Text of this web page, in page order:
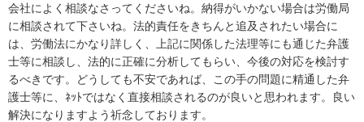
会社によく相談なさってくださいね。納得がいかない場合は労働局
に相談されて下さいね。法的責任をきちんと追及されたい場合に
は、労働法にかなり詳しく、上記に関係した法理等にも通じた弁護
士等に相談し、法的に正確に分析してもらい、今後の対応を検討す
るべきです。どうしても不安であれば、この手の問題に精通した弁
護士等に、ﾈｯﾄではなく直接相談されるのが良いと思われます。良い
解決になりますよう祈念しております。